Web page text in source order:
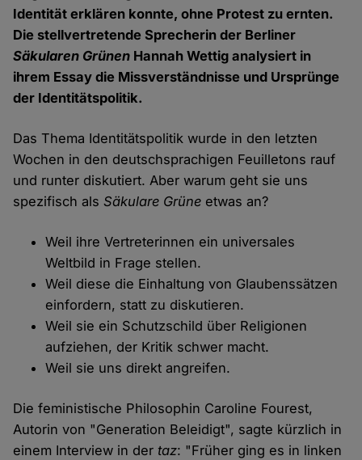
Identität erklären konnte, ohne Protest zu ernten.
Die stellvertretende Sprecherin der Berliner
Säkularen Grünen Hannah Wettig analysiert in
ihrem Essay die Missverständnisse und Ursprünge
der Identitätspolitik.
Das Thema Identitätspolitik wurde in den letzten
Wochen in den deutschsprachigen Feuilletons rauf
und runter diskutiert. Aber warum geht sie uns
spezifisch alsSäkulare Grüne etwas an?
Weil ihre Vertreterinnen ein universales
Weltbild in Frage stellen.
Weil diese die Einhaltung von Glaubenssätzen
einfordern, statt zu diskutieren.
Weil sie ein Schutzschild über Religionen
aufziehen, der Kritik schwer macht.
Weil sie uns direkt angreifen.
Die feministische Philosophin Caroline Fourest,
Autorin von "Generation Beleidigt", sagte kürzlich in
einem Interview in der taz: "Früher ging es in linken